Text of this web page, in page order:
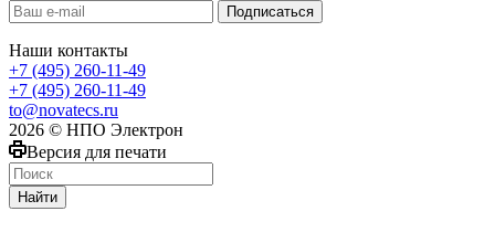
Наши контакты
+7 (495) 260-11-49
+7 (495) 260-11-49
to@novatecs.ru
2026 © НПО Электрон
Версия для печати
Найти